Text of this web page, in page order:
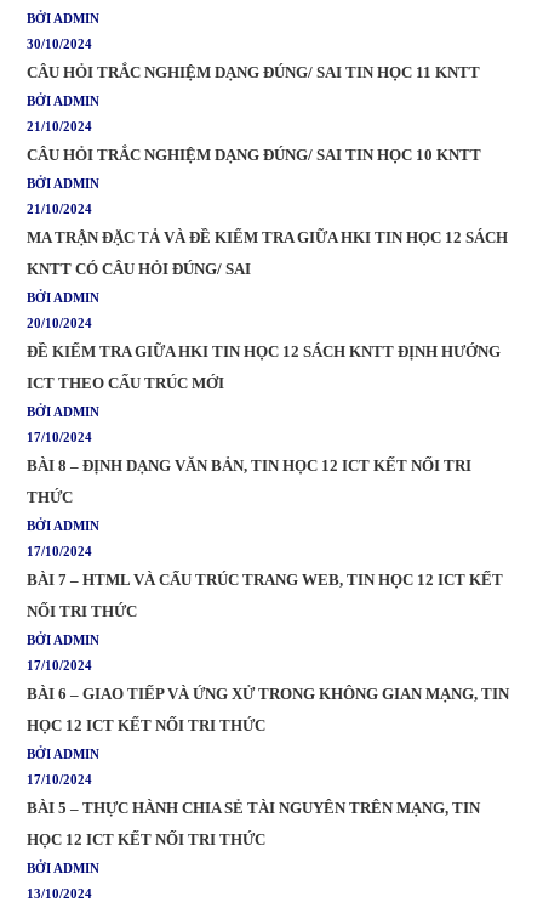
BỞI ADMIN
30/10/2024
CÂU HỎI TRẮC NGHIỆM DẠNG ĐÚNG/ SAI TIN HỌC 11 KNTT
BỞI ADMIN
21/10/2024
CÂU HỎI TRẮC NGHIỆM DẠNG ĐÚNG/ SAI TIN HỌC 10 KNTT
BỞI ADMIN
21/10/2024
MA TRẬN ĐẶC TẢ VÀ ĐỀ KIỂM TRA GIỮA HKI TIN HỌC 12 SÁCH
KNTT CÓ CÂU HỎI ĐÚNG/ SAI
BỞI ADMIN
20/10/2024
ĐỀ KIỂM TRA GIỮA HKI TIN HỌC 12 SÁCH KNTT ĐỊNH HƯỚNG
ICT THEO CẤU TRÚC MỚI
BỞI ADMIN
17/10/2024
BÀI 8 – ĐỊNH DẠNG VĂN BẢN, TIN HỌC 12 ICT KẾT NỐI TRI
THỨC
BỞI ADMIN
17/10/2024
BÀI 7 – HTML VÀ CẤU TRÚC TRANG WEB, TIN HỌC 12 ICT KẾT
NỐI TRI THỨC
BỞI ADMIN
17/10/2024
BÀI 6 – GIAO TIẾP VÀ ỨNG XỬ TRONG KHÔNG GIAN MẠNG, TIN
HỌC 12 ICT KẾT NỐI TRI THỨC
BỞI ADMIN
17/10/2024
BÀI 5 – THỰC HÀNH CHIA SẺ TÀI NGUYÊN TRÊN MẠNG, TIN
HỌC 12 ICT KẾT NỐI TRI THỨC
BỞI ADMIN
13/10/2024